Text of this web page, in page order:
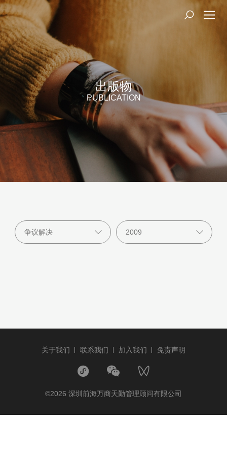
出版物
PUBLICATION
关于我们 联系我们 加入我们 免责声明
©2026 深圳前海万商天勤管理顾问有限公司